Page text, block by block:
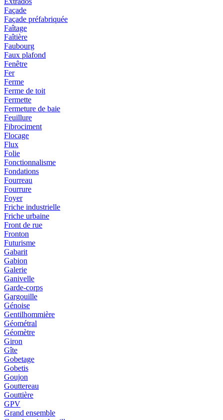
Façade
Façade préfabriquée
Faîtage
Faîtière
Faubourg
Faux plafond
Fenêtre
Fer
Ferme
Ferme de toit
Fermette
Fermeture de baie
Feuillure
Fibrociment
Flocage
Flux
Folie
Fonctionnalisme
Fondations
Fourreau
Fourrure
Foyer
Friche industrielle
Friche urbaine
Front de rue
Fronton
Futurisme
Gabarit
Gabion
Galerie
Ganivelle
Garde-corps
Gargouille
Génoise
Gentilhommière
Géométral
Géomètre
Giron
Gîte
Gobetage
Gobetis
Goujon
Gouttereau
Gouttière
GPV
Grand ensemble